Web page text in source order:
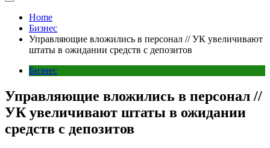
Home
Бизнес
Управляющие вложились в персонал // УК увеличивают
штаты в ожидании средств с депозитов
Бизнес
Управляющие вложились в персонал //
УК увеличивают штаты в ожидании
средств с депозитов